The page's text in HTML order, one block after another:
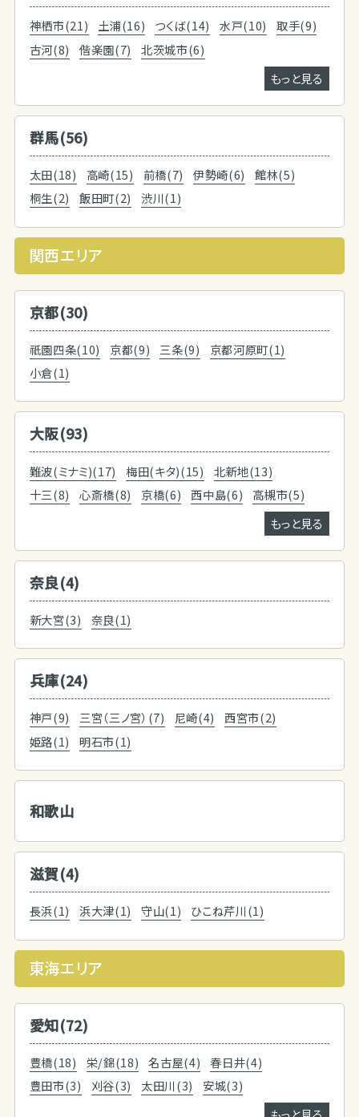
神栖市(21) 土浦(16) つくば(14) 水戸(10)
取手(9)
古河(8)
偕楽園(7)
北茨城市(6)
もっと見る
群馬(56)
太田(18) 高崎(15) 前橋(7) 伊勢崎(6)
館林(5)
桐生(2)
飯田町(2) 渋川(1)
関西エリア
京都(30)
祇園四条(10) 京都(9) 三条(9)
京都河原町(1)
小倉(1)
大阪(93)
難波(ミナミ)(17) 梅田(キタ)(15)
北新地(13)
十三(8)
心斎橋(8) 京橋(6) 西中島(6)
高槻市(5)
もっと見る
奈良(4)
新大宮(3) 奈良(1)
兵庫(24)
神戸(9) 三宮（三ノ宮）(7) 尼崎(4)
西宮市(2)
姫路(1)
明石市(1)
和歌山
滋賀(4)
長浜(1) 浜大津(1) 守山(1) ひこね芹川(1)
東海エリア
愛知(72)
豊橋(18) 栄/錦(18) 名古屋(4)
春日井(4)
豊田市(3)
刈谷(3) 太田川(3)
安城(3)